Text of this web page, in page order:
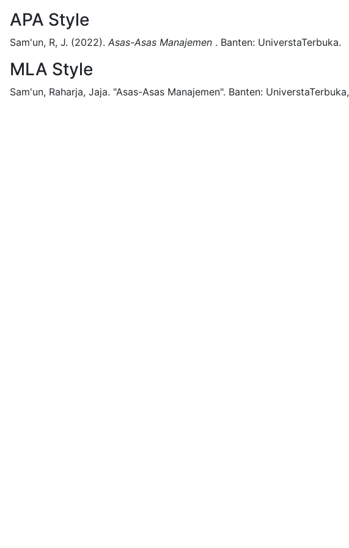
APA Style
Sam'un, R, J. (2022). Asas-Asas Manajemen . Banten: UniverstaTerbuka.
MLA Style
Sam'un, Raharja, Jaja. "Asas-Asas Manajemen". Banten: UniverstaTerbuka,